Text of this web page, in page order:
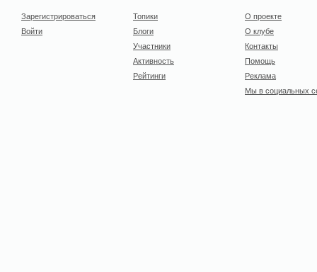
Зарегистрироваться
Войти
Топики
Блоги
Участники
Активность
Рейтинги
О проекте
О клубе
Контакты
Помощь
Реклама
Мы в социальных